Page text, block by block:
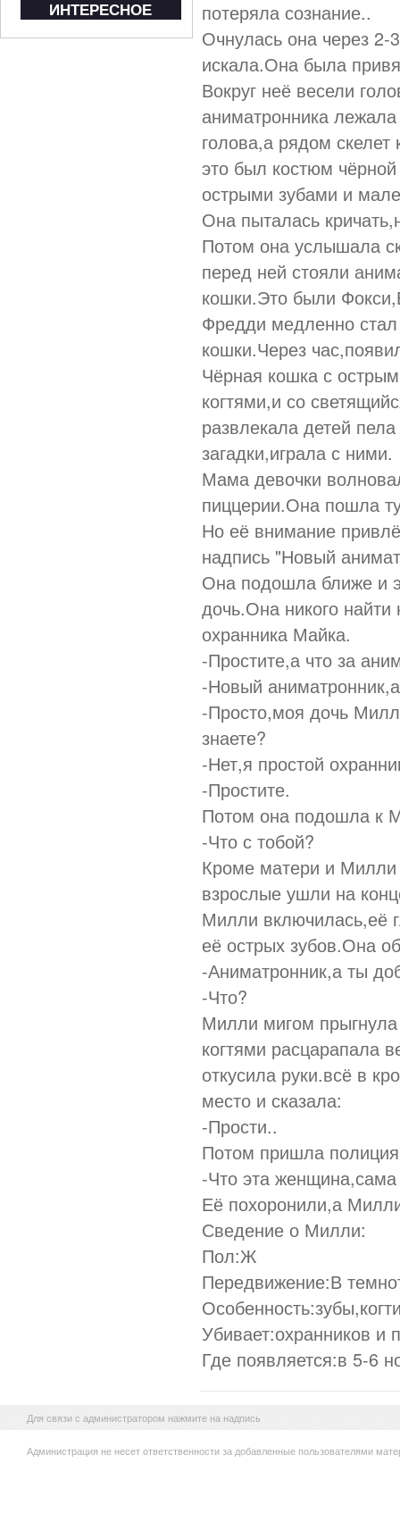
потеряла сознание..
Очнулась она через 2-
искала.Она была
Вокруг неё весели
аниматронника
голова,а рядом скелет
это был костюм
острыми зубами и
Она пыталась
Потом она услышала
перед ней стояли
кошки.Это были
Фредди медленно стал
кошки.Через
Чёрная кошка с
когтями,и со
развлекала детей
загадки,играла с ними.
Мама девочки
пиццерии.Она пошла
Но её внимание
надпись "Новый
Она подошла ближе и
дочь.Она никого
охранника Майка.
-Простите,а что за
-Новый
-Просто,моя дочь
знаете?
-Нет,я простой
-Простите.
Потом она подошла к
-Что с тобой?
Кроме матери и Милли
взрослые ушли на
Милли включилась,её
её острых зубов.Она
-Аниматронник,а ты
-Что?
Милли мигом
когтями расцарапала
откусила руки.всё в
место и сказала:
-Прости..
Потом пришла
-Что эта
Её похоронили,а
Сведение о Милли:
Пол:Ж
Передвижение:В
Убивает:охранников и
Где появляется:в 5-6
ИНТЕРЕСНОЕ
Для связи с администратором нажмите на надпись
Администрация не несет ответственности за добавленные пользователями